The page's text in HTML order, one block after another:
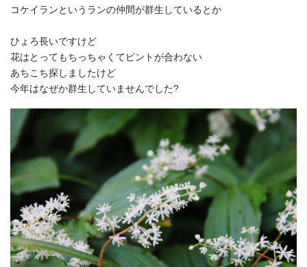
コケイランというランの仲間が群生しているとか
ひょろ長いですけど
花はとってもちっちゃくてピントが合わない
あちこち探しましたけど
今年はなぜか群生していませんでした?